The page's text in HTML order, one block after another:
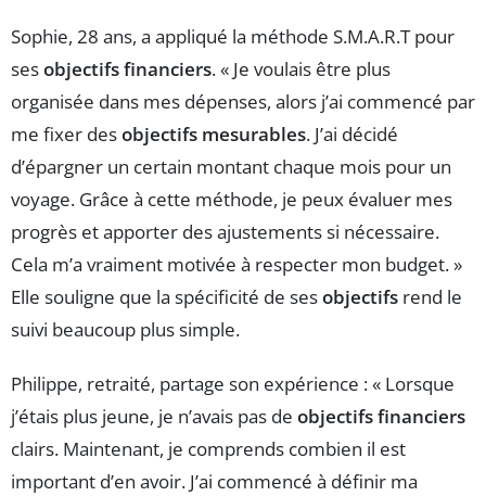
Sophie, 28 ans, a appliqué la méthode S.M.A.R.T pour
sesobjectifs financiers. « Je voulais être plus
organisée dans mes dépenses, alors j’ai commencé par
me fixer desobjectifs mesurables. J’ai décidé
d’épargner un certain montant chaque mois pour un
voyage. Grâce à cette méthode, je peux évaluer mes
progrès et apporter des ajustements si nécessaire.
Cela m’a vraiment motivée à respecter mon budget. »
Elle souligne que la spécificité de sesobjectifs rend le
suivi beaucoup plus simple.
Philippe, retraité, partage son expérience : « Lorsque
j’étais plus jeune, je n’avais pas de objectifs financiers
clairs. Maintenant, je comprends combien il est
important d’en avoir. J’ai commencé à définir ma